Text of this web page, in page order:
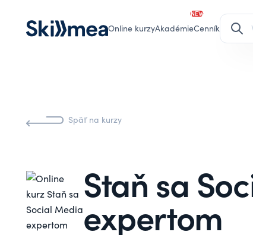
Online kurzyAkadémie
NEW
Cenník
Späť na kurzy
Staň sa
expertom